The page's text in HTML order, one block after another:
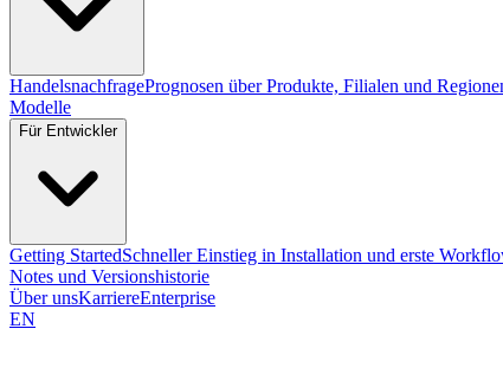
HandelsnachfragePrognosen über Produkte, Filialen und
Modelle
Für Entwickler
Getting StartedSchneller Einstieg in Installation und erste
Notes und Versionshistorie
Über unsKarriereEnterprise
EN